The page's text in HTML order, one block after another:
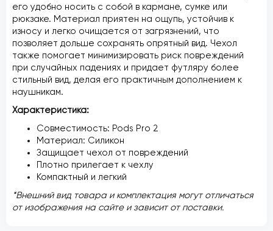
его удобно носить с собой в кармане, сумке или
рюкзаке. Материал приятен на ощупь, устойчив к
износу и легко очищается от загрязнений, что
позволяет дольше сохранять опрятный вид. Чехол
также помогает минимизировать риск повреждений
при случайных падениях и придает футляру более
стильный вид, делая его практичным дополнением к
наушникам.
Характеристика:
Совместимость: Pods Pro 2
Материал: Силикон
Защищает чехол от повреждений
Плотно прилегает к чехлу
Компактный и легкий
*Внешний вид товара и комплектация могут отличаться
от изображения на сайте и зависит от поставки.